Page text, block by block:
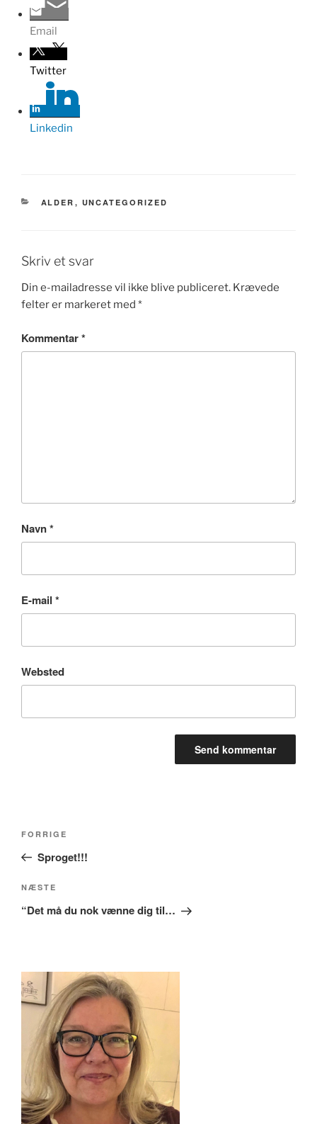
Email
Twitter
Linkedin
KATEGORIER
ALDER , UNCATEGORIZED
Skriv et svar
Din e-mailadresse vil ikke blive publiceret. Krævede
felter er markeret med *
Kommentar*
Navn*
E-mail *
Websted
Forrige
indlæg
FORRIGE
Sproget!!!
Næste
indlæg
NÆSTE
“Det må du nok vænne dig til…